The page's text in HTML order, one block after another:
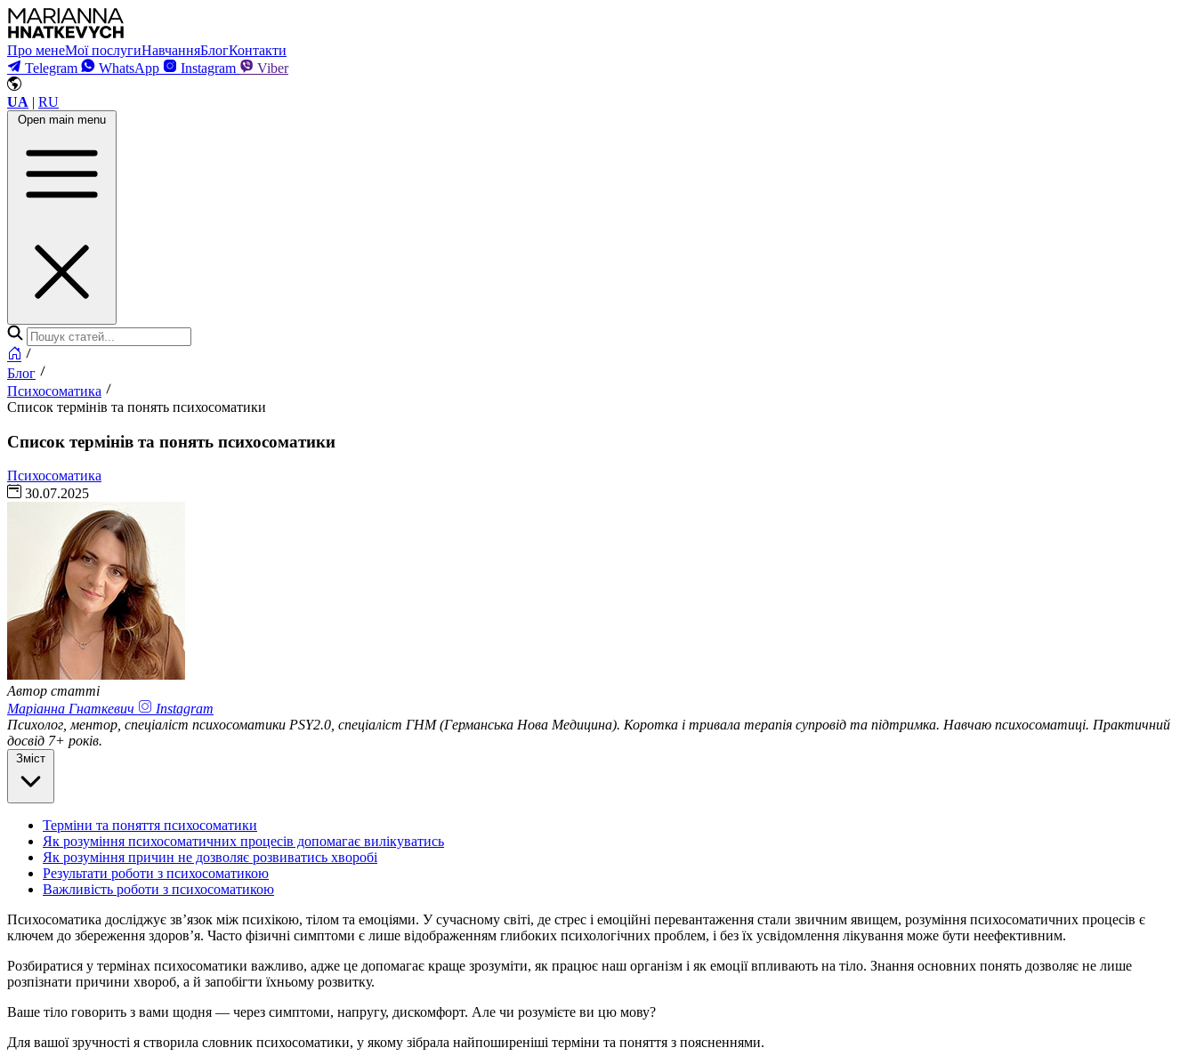
Про менеМої послугиНавчанняБлогКонтакти
Telegram
WhatsApp Instagram Viber
UA | RU
Open main menu
Блог
Психосоматика
Список термінів та понять психосоматики
Список термінів та понять психосоматики
Психосоматика
30.07.2025
Автор статті
Маріанна Гнаткевич
Instagram
Психолог, ментор, спеціаліст психосоматики PSY2.0, спеціаліст ГНМ (Германська Нова Медицина). Коротка і тривала терапія супровід та підтримка. Навчаю психосоматиці. Практичний
досвід 7+ років.
Зміст
Терміни та поняття психосоматики
Як розуміння психосоматичних процесів допомагає вилікуватись
Як розуміння причин не дозволяє розвиватись хворобі
Результати роботи з психосоматикою
Важливість роботи з психосоматикою
Психосоматика досліджує зв’язок між психікою, тілом та емоціями. У сучасному світі, де стрес і емоційні перевантаження стали звичним явищем, розуміння психосоматичних процесів є
ключем до збереження здоров’я. Часто фізичні симптоми є лише відображенням глибоких психологічних проблем, і без їх усвідомлення лікування може бути неефективним.
Розбиратися у термінах психосоматики важливо, адже це допомагає краще зрозуміти, як працює наш організм і як емоції впливають на тіло. Знання основних понять дозволяє не лише
розпізнати причини хвороб, а й запобігти їхньому розвитку.
Ваше тіло говорить з вами щодня — через симптоми, напругу, дискомфорт. Але чи розумієте ви цю мову?
Для вашої зручності я створила словник психосоматики, у якому зібрала найпоширеніші терміни та поняття з поясненнями.